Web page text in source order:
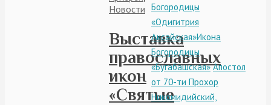
Новости
Выставка
православных
икон
«Святые
Богородицы
«Одигитрия
Аксайская»Икона
Богородицы
«Бугабашская» Апостол
от 70-ти Прохор
Никомидийский,